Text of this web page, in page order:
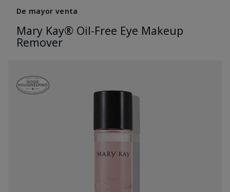
De mayor venta
Mary Kay® Oil-Free Eye Makeup
Remover